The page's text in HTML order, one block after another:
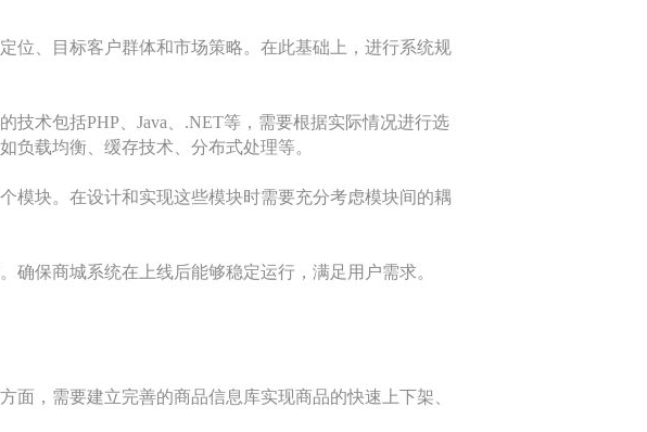
位、目标客户群体和市场策略。在此基础上，进行系统规
术包括PHP、Java、.NET等，需要根据实际情况进行选
负载均衡、缓存技术、分布式处理等。
模块。在设计和实现这些模块时需要充分考虑模块间的耦
保商城系统在上线后能够稳定运行，满足用户需求。
，需要建立完善的商品信息库实现商品的快速上下架、